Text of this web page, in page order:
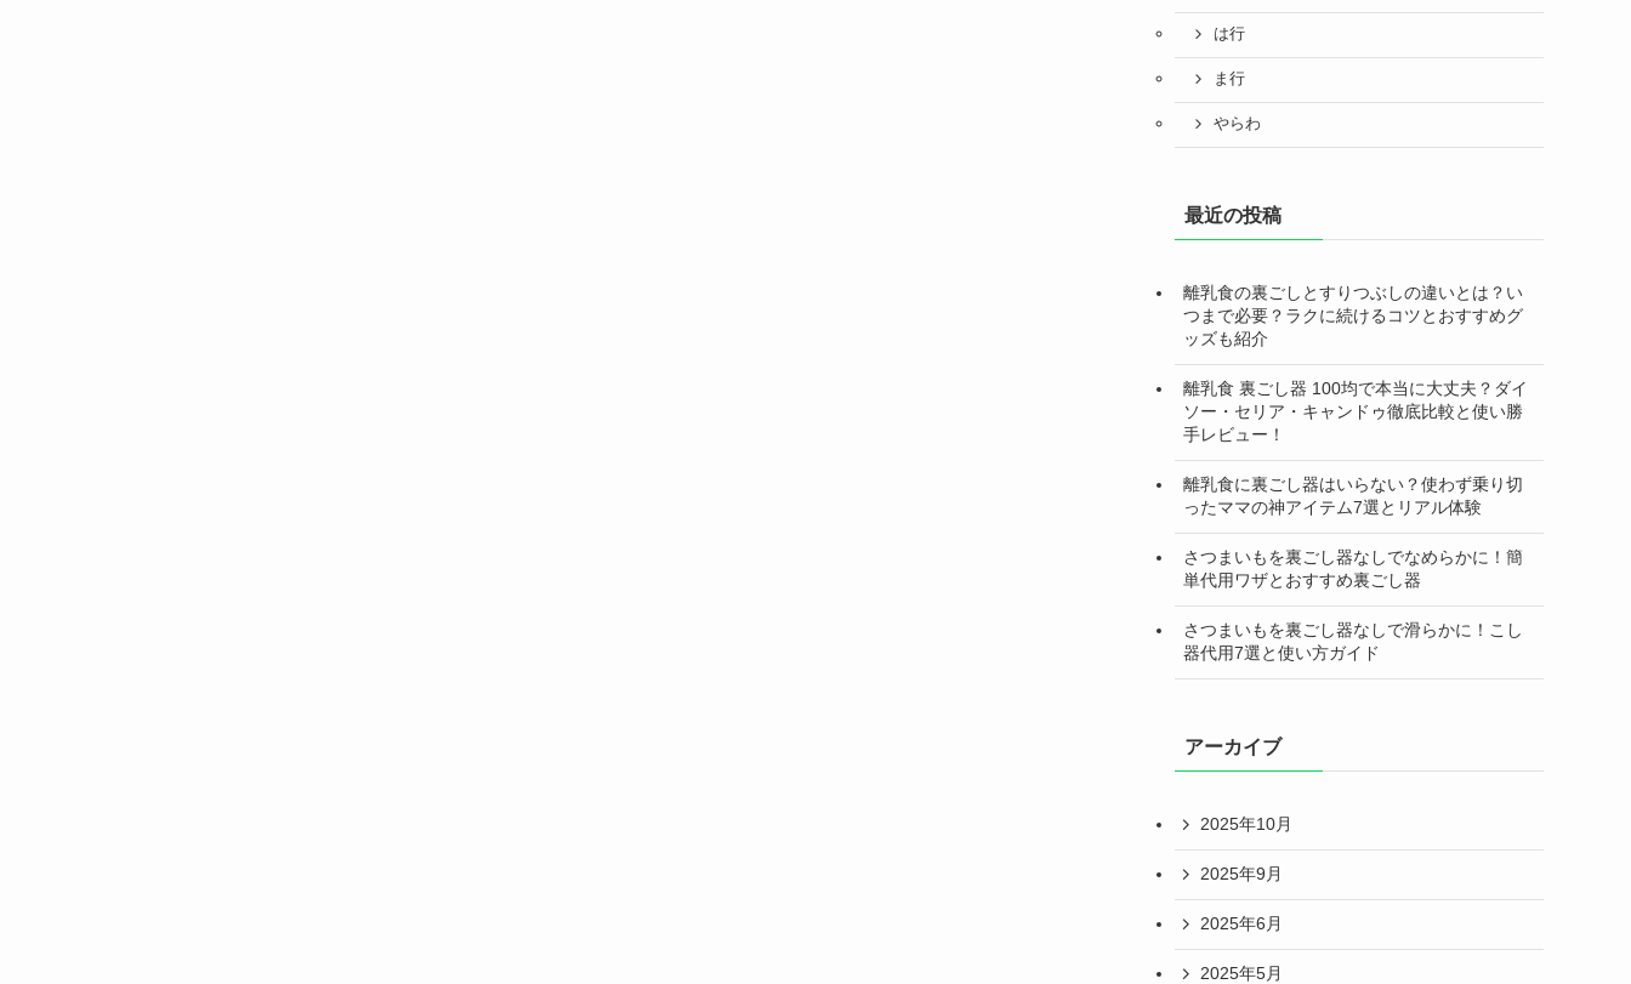
は行
ま行
やらわ
最近の投稿
離乳食の裏ごしとすりつぶしの違いとは？い
つまで必要？ラクに続けるコツとおすすめグ
ッズも紹介
離乳食 裏ごし器 100均で本当に大丈夫？ダイ
ソー・セリア・キャンドゥ徹底比較と使い勝
手レビュー！
離乳食に裏ごし器はいらない？使わず乗り切
ったママの神アイテム7選とリアル体験
さつまいもを裏ごし器なしでなめらかに！簡
単代用ワザとおすすめ裏ごし器
さつまいもを裏ごし器なしで滑らかに！こし
器代用7選と使い方ガイド
アーカイブ
2025年10月
2025年9月
2025年6月
2025年5月